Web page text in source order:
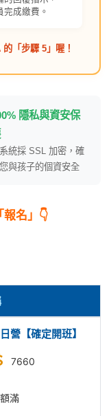
完成繳費。
「步驟 5」喔！
隱私與資安保
統採 SSL 加密，確
與孩子的個資安全
名」👇
營【確定開班】
7660
滿